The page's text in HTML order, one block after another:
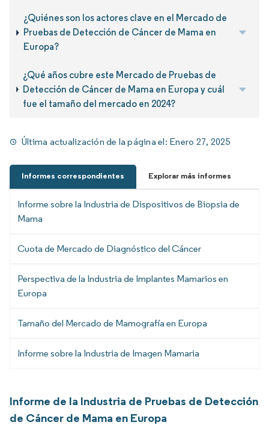
¿Quiénes son los actores clave en el Mercado de
Pruebas de Detección de Cáncer de Mama en
Europa?
¿Qué años cubre este Mercado de Pruebas de
Detección de Cáncer de Mama en Europa y cuál
fue el tamaño del mercado en 2024?
Última actualización de la página el: Enero 27, 2025
Informes correspondientes Explorar más informes
Informe sobre la Industria de Dispositivos de Biopsia de
Mama
Cuota de Mercado de Diagnóstico del Cáncer
Perspectiva de la Industria de Implantes Mamarios en
Europa
Tamaño del Mercado de Mamografía en Europa
Informe sobre la Industria de Imagen Mamaria
Informe de la Industria de Pruebas de Detección
de Cáncer de Mama en Europa